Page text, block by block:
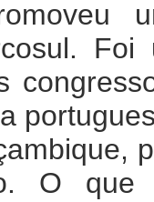
Foi
O que